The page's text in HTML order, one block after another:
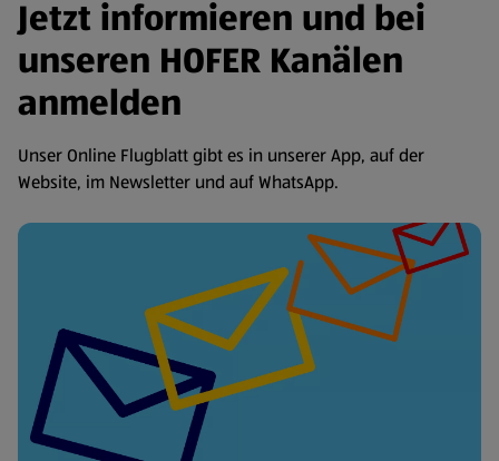
Jetzt informieren und bei
unseren HOFER Kanälen
anmelden
Unser Online Flugblatt gibt es in unserer App, auf der
Website, im Newsletter und auf WhatsApp.